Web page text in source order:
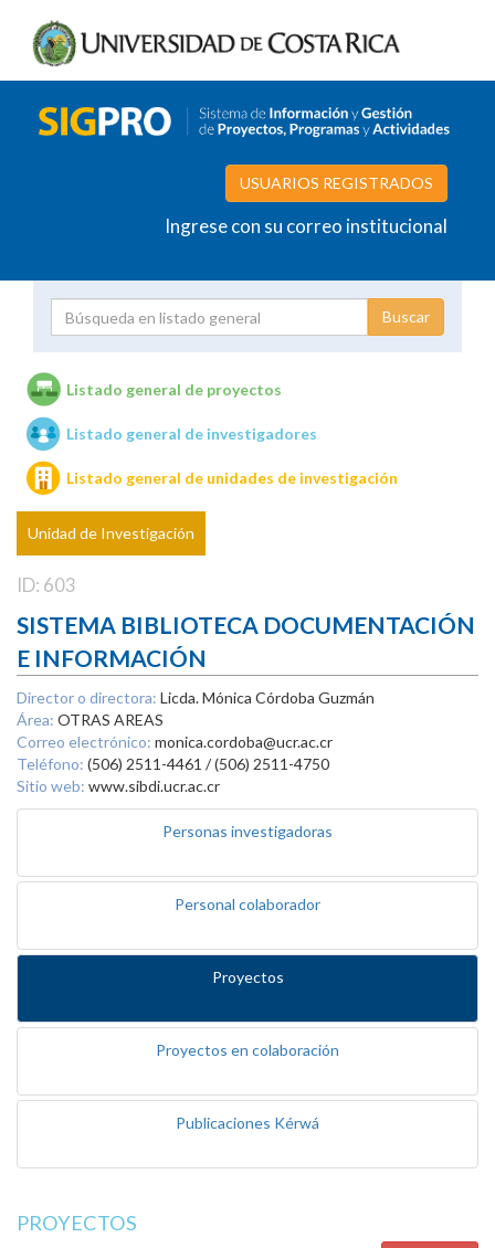
USUARIOS REGISTRADOS
Ingrese con su correo institucional
Unidades de investigación
Listado general de proyectos
Listado general de investigadores
Listado general de unidades de investigación
Unidad de Investigación
ID: 603
SISTEMA BIBLIOTECA DOCUMENTACIÓN
E INFORMACIÓN
Director o directora: Licda. Mónica Córdoba Guzmán
Área: OTRAS AREAS
Correo electrónico: monica.cordoba@ucr.ac.cr
Teléfono: (506) 2511-4461 / (506) 2511-4750
Sitio web: www.sibdi.ucr.ac.cr
Personas investigadoras
Personal colaborador
Proyectos
Proyectos en colaboración
Publicaciones Kérwá
PROYECTOS